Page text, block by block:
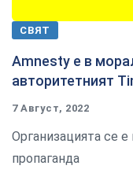
СВЯТ
Amnesty е в
авторитетният
7 Август, 2022
Организацията се
пропаганда